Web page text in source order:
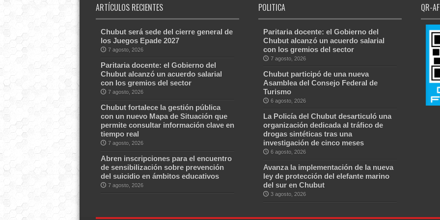
ARTÍCULOS RECIENTES
Chubut será sede del cierre general de
los Juegos Epade 2027
7 agosto, 2026
Paritaria docente: el Gobierno del
Chubut alcanzó un acuerdo salarial
con los gremios del sector
7 agosto, 2026
Chubut fortalece la gestión pública
con un nuevo Mapa de Situación que
permite consultar información clave en
tiempo real
7 agosto, 2026
Abren inscripciones para el encuentro
de sensibilización sobre prevención
del suicidio en ámbitos educativos
7 agosto, 2026
POLITICA
Paritaria docente: el Gobierno del
Chubut alcanzó un acuerdo salarial
con los gremios del sector
7 agosto, 2026
Chubut participó de una nueva
Asamblea del Consejo Federal de
Turismo
6 agosto, 2026
La Policía del Chubut desarticuló una
organización dedicada al tráfico de
drogas sintéticas tras una
investigación de cinco meses
6 agosto, 2026
Avanza la implementación de la nueva
ley de protección del elefante marino
del sur en Chubut
3 agosto, 2026
QR-